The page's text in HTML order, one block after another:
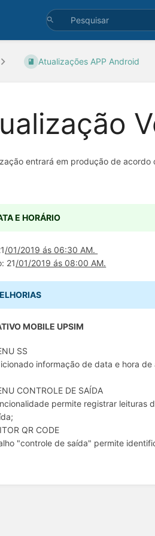
Atualizações APP Android
entrará em produção de
E HORÁRIO
/01/2019 ás 06:30 AM.
21/01/2019 ás 08:00 AM.
MOBILE UPSIM
SS
informação de data e hora
CONTROLE DE SAÍDA
permite registrar leituras
QR CODE
"controle de saída" permite